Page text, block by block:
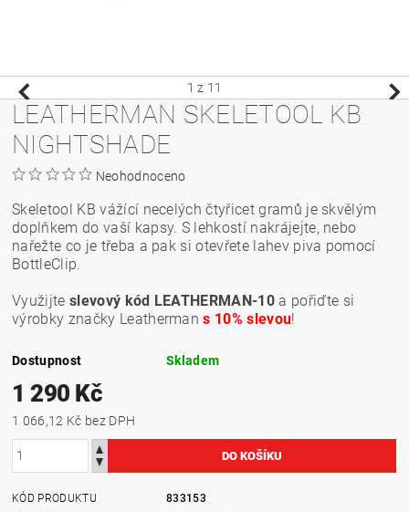
1 z 11
LEATHERMAN SKELETOOL KB
NIGHTSHADE
Neohodnoceno
Skeletool KB vážící necelých čtyřicet gramů je skvělým
doplňkem do vaší kapsy. S lehkostí nakrájejte, nebo
nařežte co je třeba a pak si otevřete lahev piva pomocí
BottleClip.
Využijte slevový kód LEATHERMAN-10 a pořiďte si
výrobky značky Leathermans 10% slevou!
Dostupnost Skladem
1 290 Kč
1 066,12 Kč bez DPH
KÓD PRODUKTU
833153